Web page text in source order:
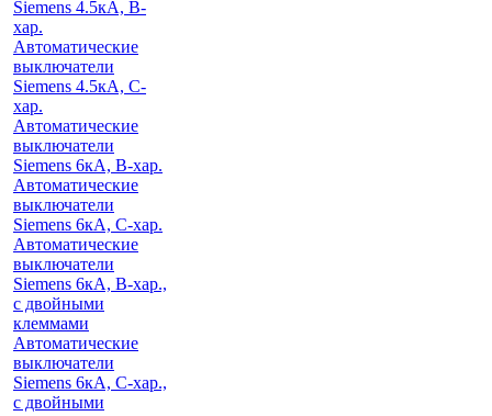
Siemens 4.5кА, B-
хар.
Автоматические
выключатели
Siemens 4.5кА, C-
хар.
Автоматические
выключатели
Siemens 6кА, B-хар.
Автоматические
выключатели
Siemens 6кА, С-хар.
Автоматические
выключатели
Siemens 6кА, B-хар.,
с двойными
клеммами
Автоматические
выключатели
Siemens 6кА, C-хар.,
с двойными